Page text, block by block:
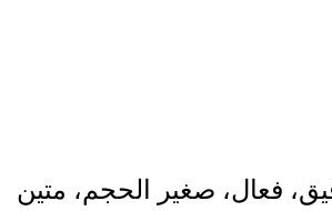
فعال، صغير الحجم، متين